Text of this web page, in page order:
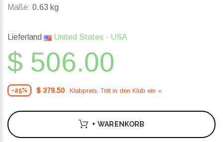
Maße: 0.63 kg
Lieferland United States - USA
$ 506.00
-25% $ 379.50 Klubpreis. Tritt in den Klub ein »
+ WARENKORB